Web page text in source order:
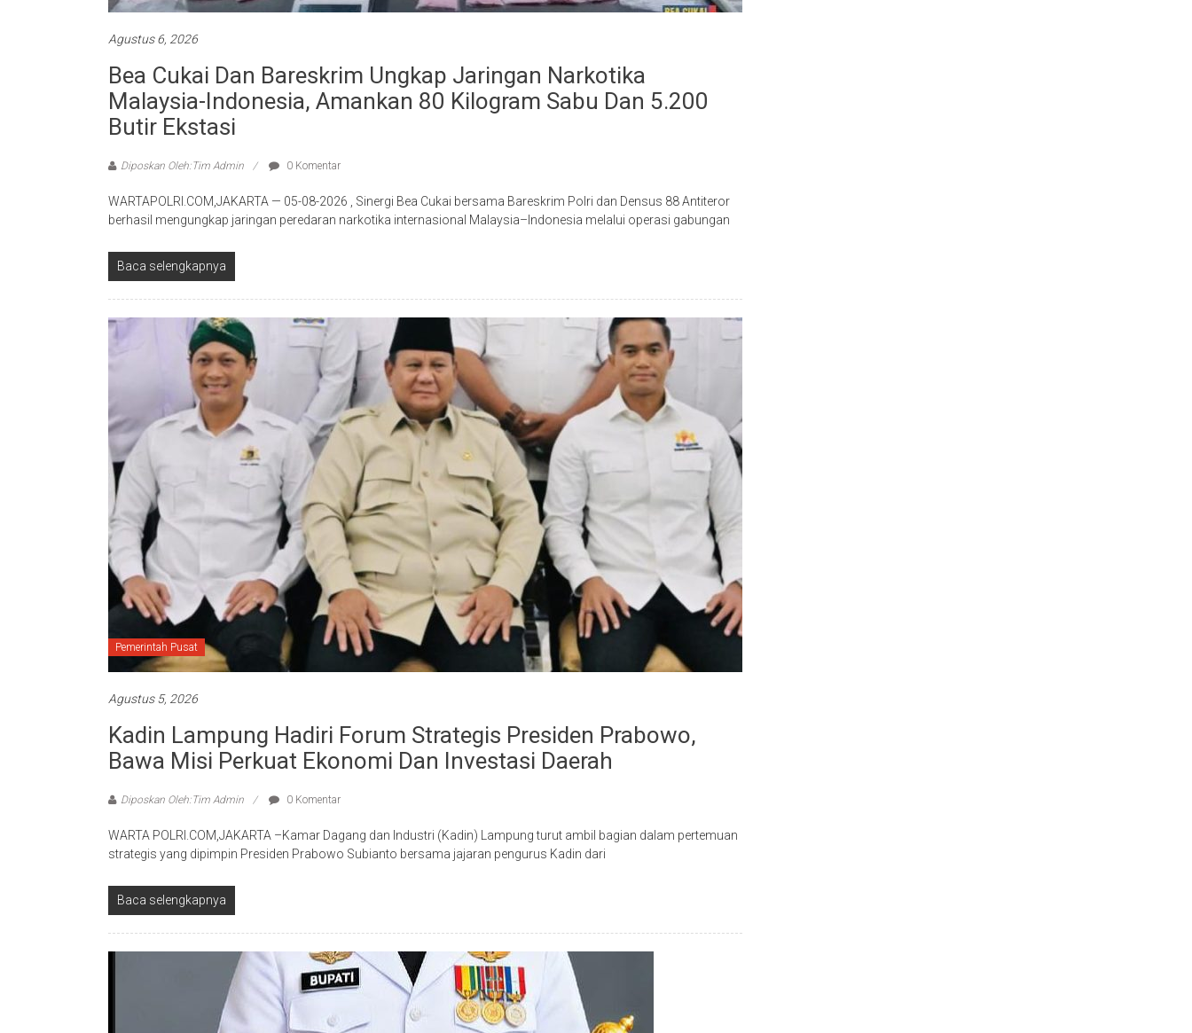
Agustus 6, 2026
Bea Cukai Dan Bareskrim Ungkap Jaringan Narkotika
Malaysia-Indonesia, Amankan 80 Kilogram Sabu Dan 5.200
Butir Ekstasi
Diposkan Oleh:Tim Admin 0 Komentar
WARTAPOLRI.COM,JAKARTA — 05-08-2026 , Sinergi Bea Cukai bersama Bareskrim Polri dan Densus 88 Antiteror
berhasil mengungkap jaringan peredaran narkotika internasional Malaysia–Indonesia melalui operasi gabungan
Baca selengkapnya
Pemerintah Pusat
Agustus 5, 2026
Kadin Lampung Hadiri Forum Strategis Presiden Prabowo,
Bawa Misi Perkuat Ekonomi Dan Investasi Daerah
Diposkan Oleh:Tim Admin 0 Komentar
WARTA POLRI.COM,JAKARTA –Kamar Dagang dan Industri (Kadin) Lampung turut ambil bagian dalam pertemuan
strategis yang dipimpin Presiden Prabowo Subianto bersama jajaran pengurus Kadin dari
Baca selengkapnya